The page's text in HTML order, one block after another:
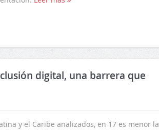
digital, una barrera que
y el Caribe analizados, en 17 es menor la